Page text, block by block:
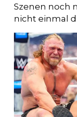
Szenen noch
nicht einmal